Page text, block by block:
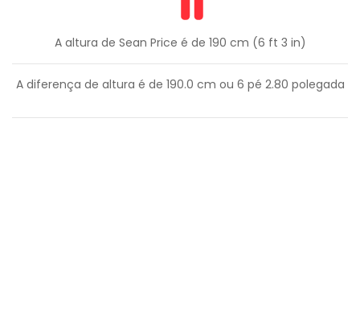
A altura de Sean Price é de 190 cm (6 ft 3 in)
A diferença de altura é de 190.0 cm ou 6 pé 2.80 polegada